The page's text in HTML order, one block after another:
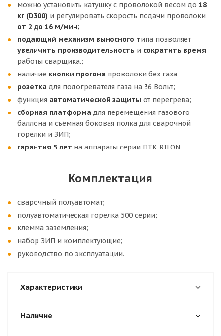
можно установить катушку с проволокой весом до 18
кг (D300) и регулировать скорость подачи проволоки
от 2 до 16 м/мин;
подающий механизм выносного типа позволяет
увеличить производительность и сократить время
работы сварщика.;
наличие кнопки прогона проволоки без газа
розетка для подогревателя газа на 36 Вольт;
функция автоматической защиты от перегрева;
сборная платформа для перемещения газового
баллона и съёмная боковая полка для сварочной
горелки и ЗИП;
гарантия 5 лет на аппараты серии ПТК RILON.
Комплектация
сварочный полуавтомат;
полуавтоматическая горелка 500 серии;
клемма заземления;
набор ЗИП и комплектующие;
руководство по эксплуатации.
Характеристики
Наличие